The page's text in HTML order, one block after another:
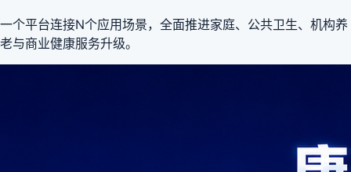
一个平台连接N个应用场景，全面推进家庭、公共卫生、机构养
老与商业健康服务升级。